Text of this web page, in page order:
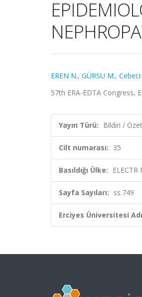
EREN N., GÜRSU M., Cebeci
57th ERA-EDTA Congress,
Yayın Türü: Bildiri /
Cilt numarası: 35
Basıldığı Ülke: ELECTR
Sayfa Sayıları: ss.749
Erciyes Üniversitesi